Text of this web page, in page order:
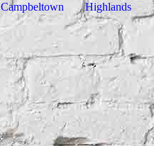
Campbeltown Highlands